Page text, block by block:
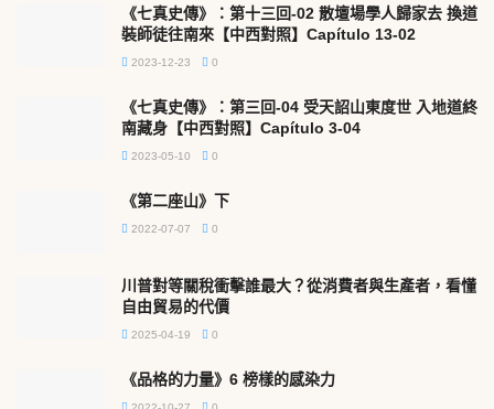
《七真史傳》：第十三回-02 散壇場學人歸家去 換道
裝師徒往南來【中西對照】Capítulo 13-02
2023-12-23 0
《七真史傳》：第三回-04 受天詔山東度世 入地道終
南藏身【中西對照】Capítulo 3-04
2023-05-10 0
《第二座山》下
2022-07-07 0
川普對等關稅衝擊誰最大？從消費者與生產者，看懂
自由貿易的代價
2025-04-19 0
《品格的力量》6 榜樣的感染力